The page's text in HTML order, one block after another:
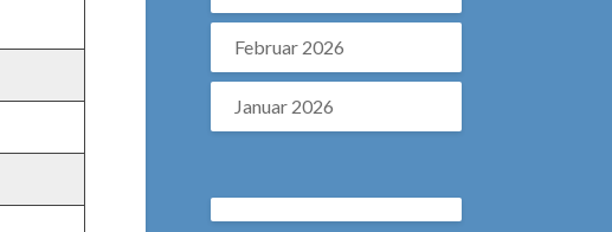
Februar 2026
Januar 2026